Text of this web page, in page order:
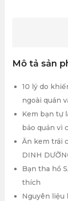
Mô tả sản
10 lý do
ngoài quán
Kem bạn tự
bảo quản vì
Ăn kem trái
DINH
Bạn tha hồ
thích
Nguyên liệu